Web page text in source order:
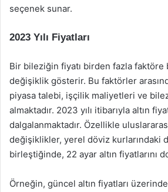
seçenek sunar.
2023 Yılı Fiyatları
Bir bileziğin fiyatı birden fazla faktöre
değişiklik gösterir. Bu faktörler
piyasa talebi, işçilik maliyetleri ve
almaktadır. 2023 yılı itibarıyla altın
dalgalanmaktadır. Özellikle
değişiklikler, yerel döviz kurlarındaki
birleştiğinde, 22 ayar altın fiyatlarını
Örneğin, güncel altın fiyatları